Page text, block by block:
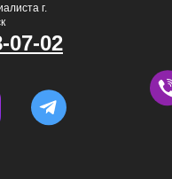
г.
07-02